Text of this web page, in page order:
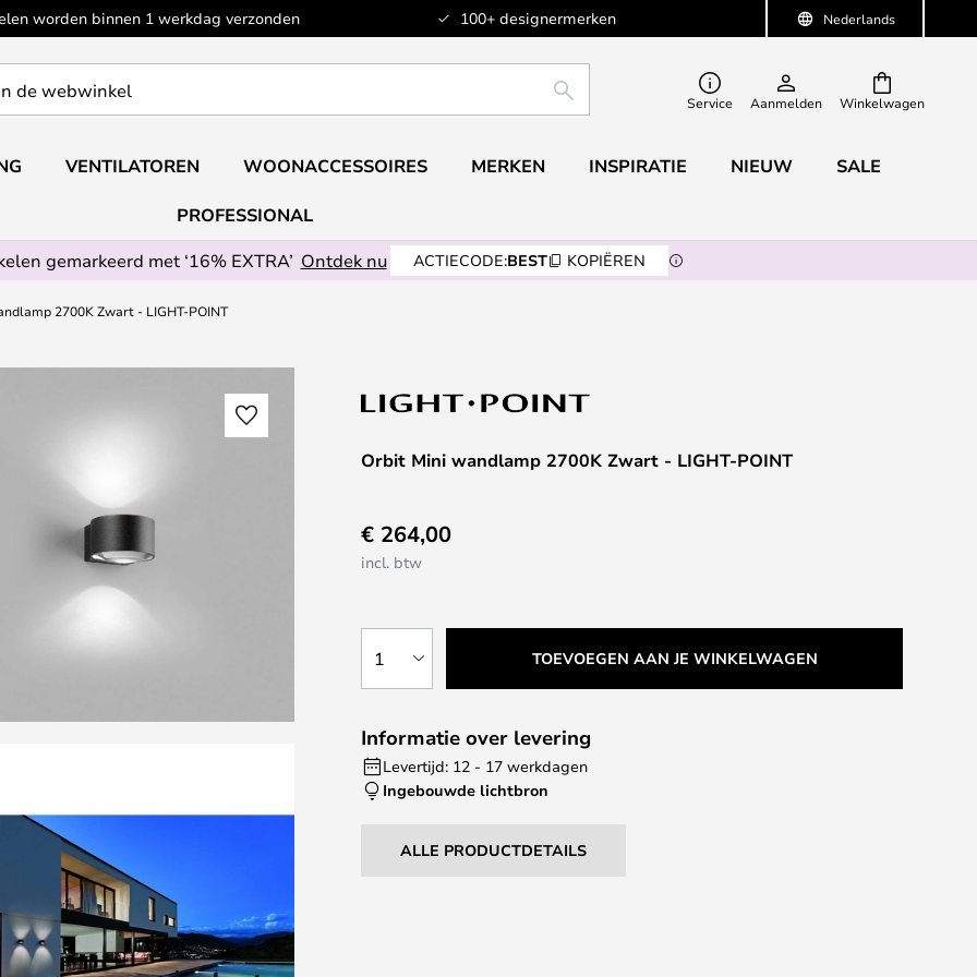
Nederlands
worden binnen 1 werkdag verzonden 100+ designermerken
Winkelwagen
ZOEKEN Service Aanmelden
VENTILATOREN WOONACCESSOIRES MERKEN INSPIRATIE NIEUW SALE
PROFESSIONAL
gemarkeerd met ‘16% EXTRA’ Ontdek nu ACTIECODE:BEST KOPIËREN
2700K Zwart - LIGHT-POINT
Orbit Mini wandlamp 2700K Zwart - LIGHT-POINT
€ 264,00
incl. btw
1 TOEVOEGEN AAN JE WINKELWAGEN
Informatie over levering
Levertijd: 12 - 17 werkdagen
Ingebouwde lichtbron
ALLE PRODUCTDETAILS